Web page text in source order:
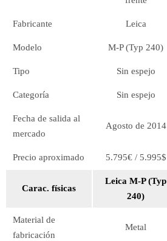
Fabricante Leica
Modelo M-P (Typ 240)
Tipo Sin espejo
Categoría Sin espejo
Fecha de salida al
mercado
Agosto de 2014
Precio aproximado 5.795€ / 5.995$
Carac. físicas
Leica M-P (Typ
240)
Material de
fabricación
Metal